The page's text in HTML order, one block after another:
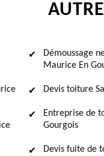
Démoussage
Maurice En
Devis toiture
Entreprise de
Gourgois
Devis fuite de